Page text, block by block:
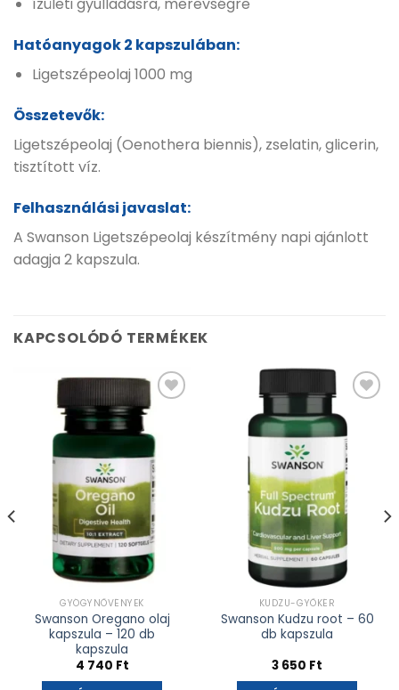
ízületi gyulladásra, merevségre
Hatóanyagok 2 kapszulában:
Ligetszépeolaj 1000 mg
Összetevők:
Ligetszépeolaj (Oenothera biennis), zselatin, glicerin,
tisztított víz.
Felhasználási javaslat:
A Swanson Ligetszépeolaj készítmény napi ajánlott
adagja 2 kapszula.
KAPCSOLÓDÓ TERMÉKEK
Kívánságlistához
adás
GYÓGYNÖVÉNYEK
Swanson Oregano olaj
kapszula – 120 db
kapszula
4 740 Ft
Kívánságlistához
adás
KUDZU-GYÖKÉR
Swanson Kudzu root – 60
db kapszula
3 650 Ft